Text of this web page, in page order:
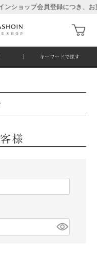
ンショップ会員登録につき、
キーワードで探す
様